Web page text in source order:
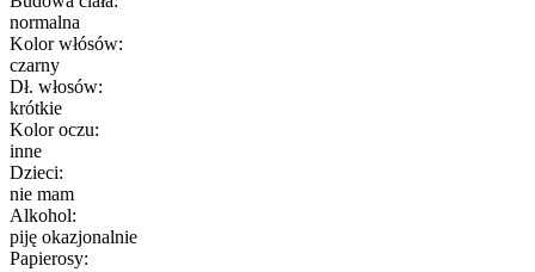
normalna
Kolor włósów:
czarny
Dł. włosów:
krótkie
Kolor oczu:
inne
Dzieci:
nie mam
Alkohol:
piję okazjonalnie
Papierosy: